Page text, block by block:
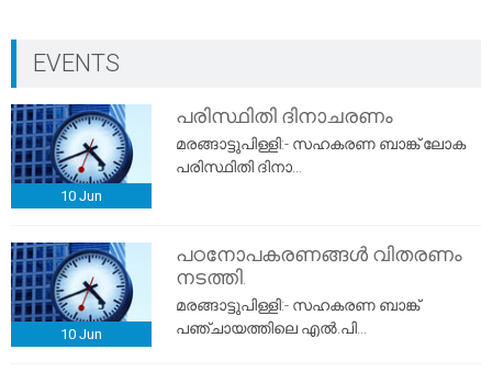
EVENTS
10 Jun
പരിസ്ഥിതി ദിനാചരണം
മരങ്ങാട്ടുപിള്ളി:- സഹകരണ ബാങ്ക് ലോക
പരിസ്ഥിതി ദിനാ...
10 Jun
പഠനോപകരണങ്ങൾ വിതരണം
നടത്തി.
മരങ്ങാട്ടുപിള്ളി:- സഹകരണ ബാങ്ക്
പഞ്ചായത്തിലെ എൽ.പി...